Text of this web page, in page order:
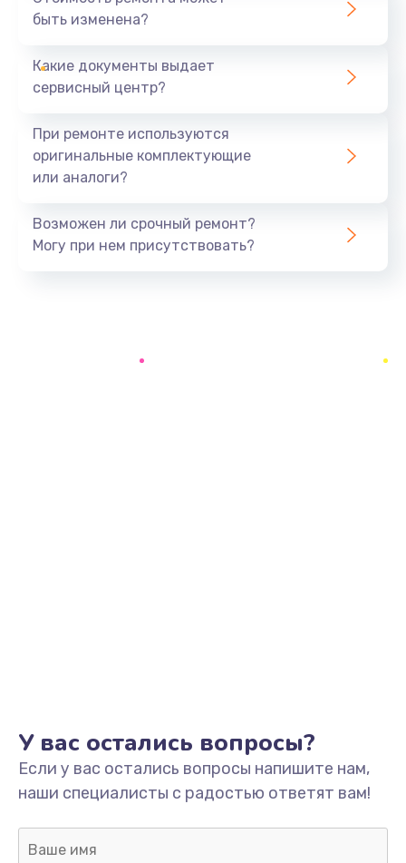
Ремонт южного моста
Замена батарейки BIOS
Заказать
Замена/Pемонт карбюратора
1300 руб.
Заказать
быть изменена?
Какие документы выдает
сервисный центр?
При ремонте используются
оригинальные комплектующие
или аналоги?
Возможен ли срочный ремонт?
Могу при нем присутствовать?
У вас остались вопросы?
Если у вас остались вопросы напишите нам,
наши специалисты с радостью ответят вам!